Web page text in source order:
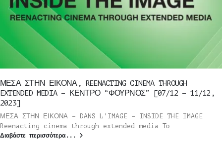
ΜΕΣΑ ΣΤΗΝ ΕΙΚΟΝΑ, REENACTING CINEMA THROUGH
EXTENDED MEDIA – ΚΕΝΤΡΟ “ΦΟΥΡΝΟΣ” [07/12 – 11/12,
2023]
ΜΕΣΑ ΣΤΗΝ ΕΙΚΟΝΑ – DANS L’IMAGE – INSIDE THE IMAGE
Reenacting cinema through extended media Το
Διαβάστε περισσότερα...